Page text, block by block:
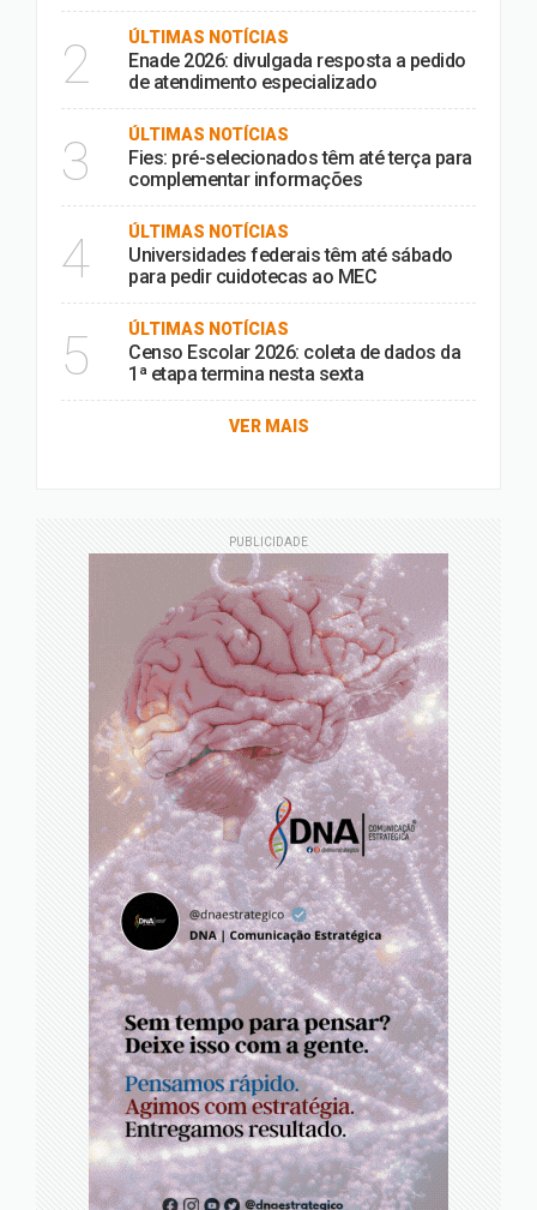
2 ÚLTIMAS NOTÍCIAS
Enade 2026: divulgada resposta a pedido
de atendimento especializado
3 ÚLTIMAS NOTÍCIAS
Fies: pré-selecionados têm até terça para
complementar informações
4 ÚLTIMAS NOTÍCIAS
Universidades federais têm até sábado
para pedir cuidotecas ao MEC
5 ÚLTIMAS NOTÍCIAS
Censo Escolar 2026: coleta de dados da
1ª etapa termina nesta sexta
VER MAIS
PUBLICIDADE